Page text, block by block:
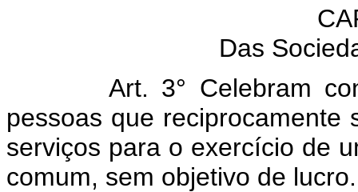
Das
Art. 3° Celebram
pessoas que
serviços para o exercício de
comum, sem objetivo de lucro.